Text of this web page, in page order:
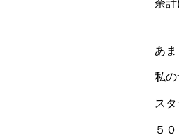
余計
あ
私の
ス
５